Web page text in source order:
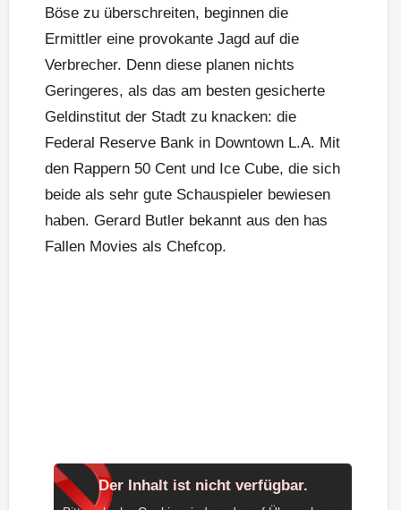
Böse zu überschreiten, beginnen die
Ermittler eine provokante Jagd auf die
Verbrecher. Denn diese planen nichts
Geringeres, als das am besten gesicherte
Geldinstitut der Stadt zu knacken: die
Federal Reserve Bank in Downtown L.A. Mit
den Rappern 50 Cent und Ice Cube, die sich
beide als sehr gute Schauspieler bewiesen
haben. Gerard Butler bekannt aus den has
Fallen Movies als Chefcop.
Der Inhalt ist nicht verfügbar.